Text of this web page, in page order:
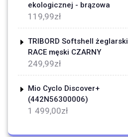
ekologicznej - brązowa
119,99zł
TRIBORD Softshell żeglarski
RACE męski CZARNY
249,99zł
Mio Cyclo Discover+
(442N56300006)
1 499,00zł